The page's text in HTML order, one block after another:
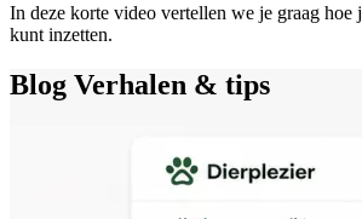
In deze korte video vertellen we je graag
kunt inzetten.
Blog Verhalen & tips